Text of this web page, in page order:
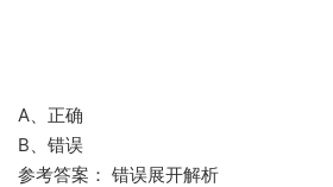
A、正确
B、错误
参考答案： 错误展开解析